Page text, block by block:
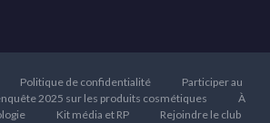
Politique de confidentialité
Participer au
2025 sur les produits cosmétiques
À
Kit média et RP
Rejoindre le club